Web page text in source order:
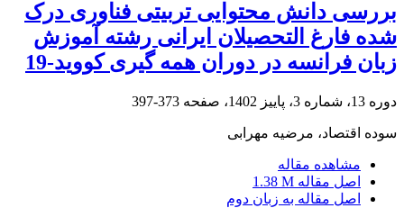
بررسی دانش محتوایی تربیتی فناوری درک
شده فارغ التحصیلان ایرانی رشته آموزش
زبان فرانسه در دوران همه گیری کووید-19
دوره 13، شماره 3، پاییز 1402، صفحه 373-397
سوده اقتصاد، مرضیه مهرابی
مشاهده مقاله
اصل مقاله 1.38 M
اصل مقاله به زبان دوم